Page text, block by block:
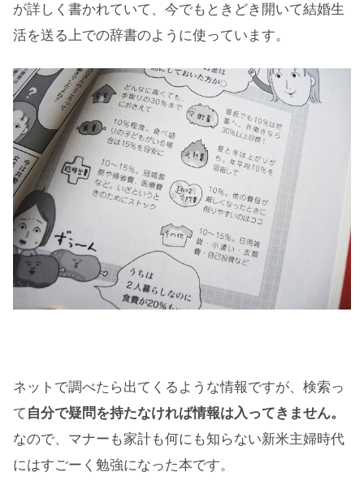
が詳しく書かれていて、今でもときどき開いて結婚生
活を送る上での辞書のように使っています。
ネットで調べたら出てくるような情報ですが、検索っ
て 自分で疑問を持たなければ情報は入ってきません。
なので、マナーも家計も何にも知らない新米主婦時代
にはすごーく勉強になった本です。